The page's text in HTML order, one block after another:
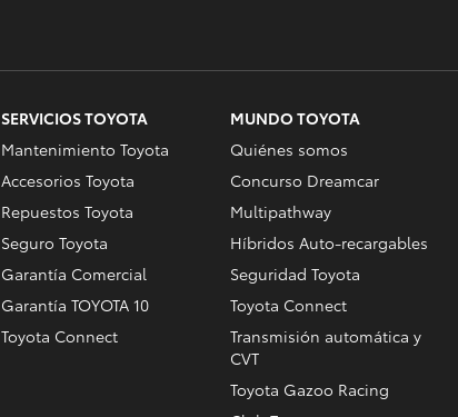
SERVICIOS TOYOTA
Mantenimiento Toyota
Accesorios Toyota
Repuestos Toyota
Seguro Toyota
Garantía Comercial
Garantía TOYOTA 10
Toyota Connect
MUNDO TOYOTA
Quiénes somos
Concurso Dreamcar
Multipathway
Híbridos Auto-recargables
Seguridad Toyota
Toyota Connect
Transmisión automática y
CVT
Toyota Gazoo Racing